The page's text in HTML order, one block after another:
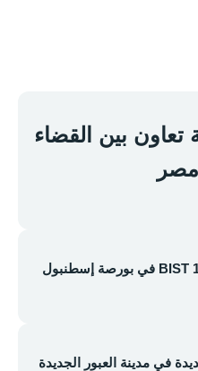
تعاون بين القضاء
في مدينة العبور الجديدة